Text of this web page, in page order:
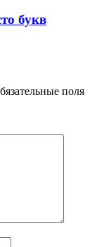
букв
поля